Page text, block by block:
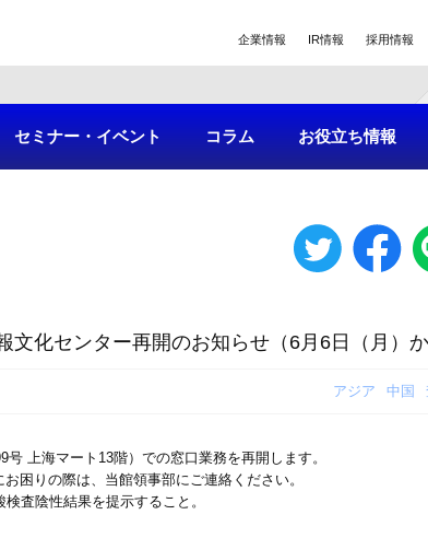
企業情報 IR情報 採用情報
セミナー・イベント コラム お役立ち情報
化センター再開のお知らせ（6月6日（月）か
アジア 中国
上海マート13階）での窓口業務を再開します。
困りの際は、当館領事部にご連絡ください。
査陰性結果を提示すること。